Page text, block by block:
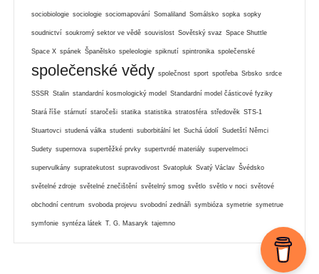
sociobiologie sociologie sociomapování Somaliland Somálsko sopka sopky
soudnictví soukromý sektor ve vědě souvislost Sovětský svaz Space Shuttle
Space X spánek Španělsko speleologie spiknutí spintronika společenské
společenské vědy společnost sport spotřeba Srbsko srdce
SSSR Stalin standardní kosmologický model Standardní model částicové fyziky
Stará říše stárnutí staročeši statika statistika stratosféra středověk STS-1
Stuartovci studená válka studenti suborbitální let Suchá údolí Sudetští Němci
Sudety supernova supertěžké prvky supertvrdé materiály supervelmoci
supervulkány supratekutost supravodivost Svatopluk Svatý Václav Švédsko
světelné zdroje světelné znečištění světelný smog světlo světlo v noci světové
obchodní centrum svoboda projevu svobodní zednáři symbióza symetrie symetrue
symfonie syntéza látek T. G. Masaryk tajemno